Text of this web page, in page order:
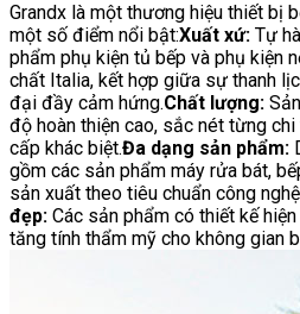
Grandx là một thương hiệu thiết bị
một số điểm nổi bật:Xuất xứ: Tự
phẩm phụ kiện tủ bếp và phụ kiện
chất Italia, kết hợp giữa sự thanh
đại đầy cảm hứng.Chất lượng:
độ hoàn thiện cao, sắc nét từng
cấp khác biệt.Đa dạng sản phẩm:
gồm các sản phẩm máy rửa bát,
sản xuất theo tiêu chuẩn công
đẹp: Các sản phẩm có thiết kế
tăng tính thẩm mỹ cho không gian